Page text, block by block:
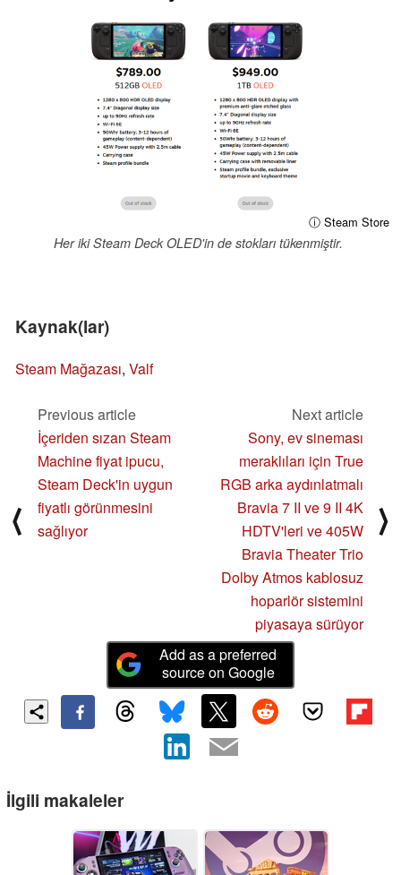
ⓘ Steam Store
Her iki Steam Deck OLED'in de stokları tükenmiştir.
Kaynak(lar)
Steam Mağazası, Valf
⟨
Previous article
İçeriden sızan Steam
Machine fiyat ipucu,
Steam Deck'in uygun
fiyatlı görünmesini
sağlıyor
Next article
Sony, ev sineması
meraklıları için True
RGB arka aydınlatmalı
Bravia 7 II ve 9 II 4K
HDTV'leri ve 405W
Bravia Theater Trio
Dolby Atmos kablosuz
hoparlör sistemini
piyasaya sürüyor
⟩
Add as a preferred
source on Google
İlgili makaleler